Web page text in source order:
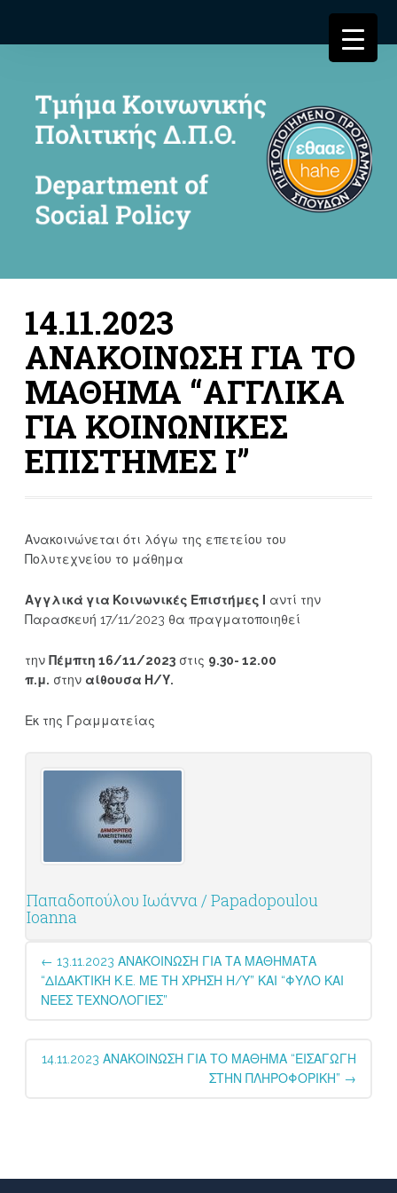
14.11.2023
ΑΝΑΚΟΙΝΩΣΗ ΓΙΑ ΤΟ
ΜΑΘΗΜΑ “ΑΓΓΛΙΚΑ
ΓΙΑ ΚΟΙΝΩΝΙΚΕΣ
ΕΠΙΣΤΗΜΕΣ Ι”
Ανακοινώνεται ότι λόγω της επετείου του
Πολυτεχνείου το μάθημα
Αγγλικά για Κοινωνικές Επιστήμες Ι
αντί την
Παρασκευή 17/11/2023 θα πραγματοποιηθεί
την Πέμπτη 16/11/2023στις 9.30- 12.00
π.μ. στην αίθουσα Η/Υ.
Εκ της Γραμματείας
Παπαδοπούλου Ιωάννα / Papadopoulou
Ioanna
Post
navigation
← 13.11.2023 ΑΝΑΚΟΙΝΩΣΗ ΓΙΑ ΤΑ ΜΑΘΗΜΑΤΑ
“ΔΙΔΑΚΤΙΚΗ Κ.Ε. ΜΕ ΤΗ ΧΡΗΣΗ Η/Υ” ΚΑΙ “ΦΥΛΟ ΚΑΙ
ΝΕΕΣ ΤΕΧΝΟΛΟΓΙΕΣ”
14.11.2023 ΑΝΑΚΟΙΝΩΣΗ ΓΙΑ ΤΟ ΜΑΘΗΜΑ “ΕΙΣΑΓΩΓΗ
ΣΤΗΝ ΠΛΗΡΟΦΟΡΙΚΗ” →